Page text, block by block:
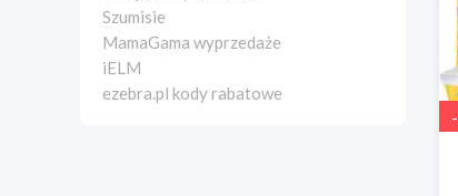
Szumisie
MamaGama wyprzedaże
iELM
ezebra.pl kody rabatowe
-